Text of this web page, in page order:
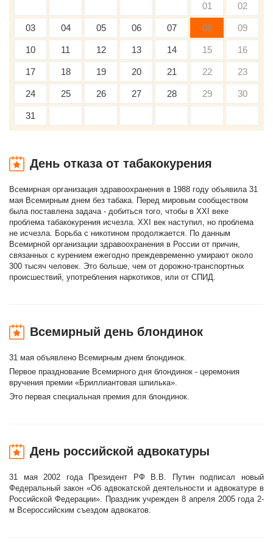
01 02
03 04 05 06 07 08 09
10 11 12 13 14 15 16
17 18 19 20 21 22 23
24 25 26 27 28 29 30
31
День отказа от табакокурения
Всемирная организация здравоохранения в 1988 году объявила 31
мая Всемирным днем без табака. Перед мировым сообществом
была поставлена задача - добиться того, чтобы в XXI веке
проблема табакокурения исчезла. XXI век наступил, но проблема
не исчезла. Борьба с никотином продолжается. По данным
Всемирной организации здравоохранения в России от причин,
связанных с курением ежегодно преждевременно умирают около
300 тысяч человек. Это больше, чем от дорожно-транспортных
происшествий, употребления наркотиков, или от СПИД.
Всемирный день блондинок
31 мая объявлено Всемирным днем блондинок.
Первое празднование Всемирного дня блондинок - церемония
вручения премии «Бриллиантовая шпилька».
Это первая специальная премия для блондинок.
День российской адвокатуры
31 мая 2002 года Президент РФ В.В. Путин подписал новый
Федеральный закон «Об адвокатской деятельности и адвокатуре в
Российской Федерации». Праздник учрежден 8 апреля 2005 года 2-
м Всероссийским съездом адвокатов.